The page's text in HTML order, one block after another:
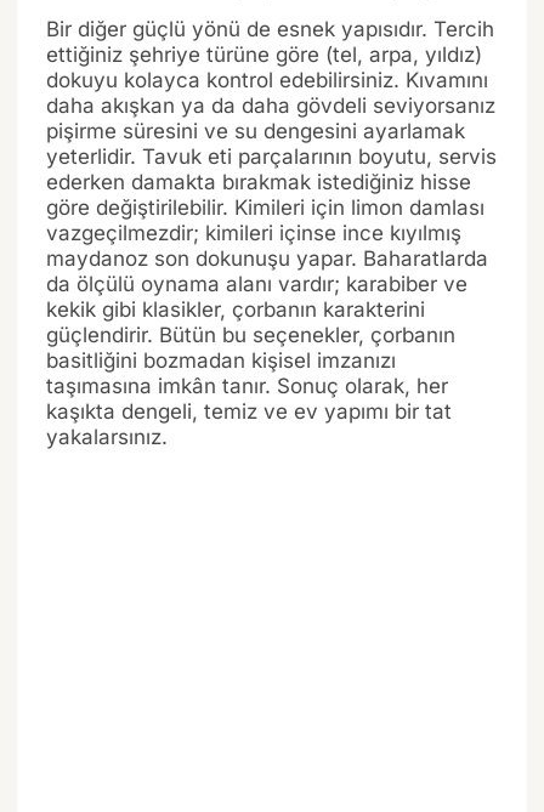
Bir diğer güçlü yönü de esnek yapısıdır. Tercih
ettiğiniz şehriye türüne göre (tel, arpa, yıldız)
dokuyu kolayca kontrol edebilirsiniz. Kıvamını
daha akışkan ya da daha gövdeli seviyorsanız
pişirme süresini ve su dengesini ayarlamak
yeterlidir. Tavuk eti parçalarının boyutu, servis
ederken damakta bırakmak istediğiniz hisse
göre değiştirilebilir. Kimileri için limon damlası
vazgeçilmezdir; kimileri içinse ince kıyılmış
maydanoz son dokunuşu yapar. Baharatlarda
da ölçülü oynama alanı vardır; karabiber ve
kekik gibi klasikler, çorbanın karakterini
güçlendirir. Bütün bu seçenekler, çorbanın
basitliğini bozmadan kişisel imzanızı
taşımasına imkân tanır. Sonuç olarak, her
kaşıkta dengeli, temiz ve ev yapımı bir tat
yakalarsınız.